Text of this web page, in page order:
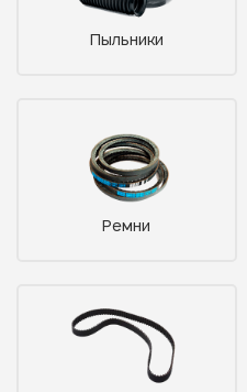
Пыльники
Ремни